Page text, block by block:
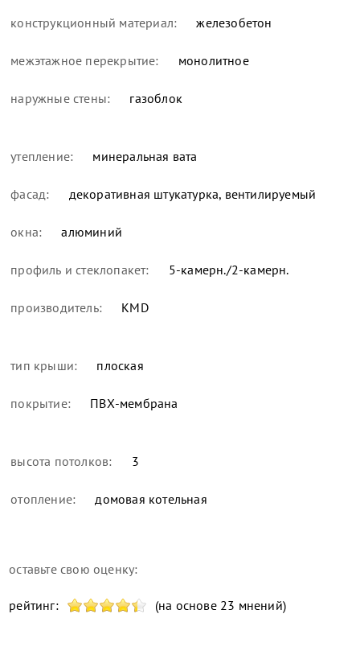
конструкционный материал: железобетон
межэтажное перекрытие: монолитное
наружные стены: газоблок
утепление: минеральная вата
фасад: декоративная штукатурка, вентилируемый
окна: алюминий
профиль и стеклопакет: 5-камерн./2-камерн.
производитель: KMD
тип крыши: плоская
покрытие: ПВХ-мембрана
высота потолков: 3
отопление: домовая котельная
оставьте свою оценку:
рейтинг: (на основе 23 мнений)